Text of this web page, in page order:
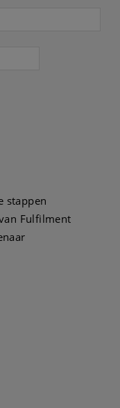
stappen
Fulfilment